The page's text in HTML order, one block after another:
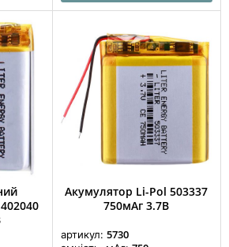
Акумулятор Li-Pol 503337
750мАг 3.7В
артикул: 5730